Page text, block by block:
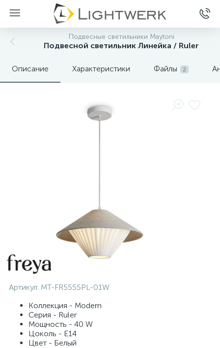
Подвесные светильники Maytoni
Подвесной светильник Линейка / Ruler
Описание Характеристики Файлы 2
Артикул: MT-FR5555PL-01W
Коллекция - Modern
Серия - Ruler
Мощность - 40 W
Цоколь - E14
Цвет - Белый